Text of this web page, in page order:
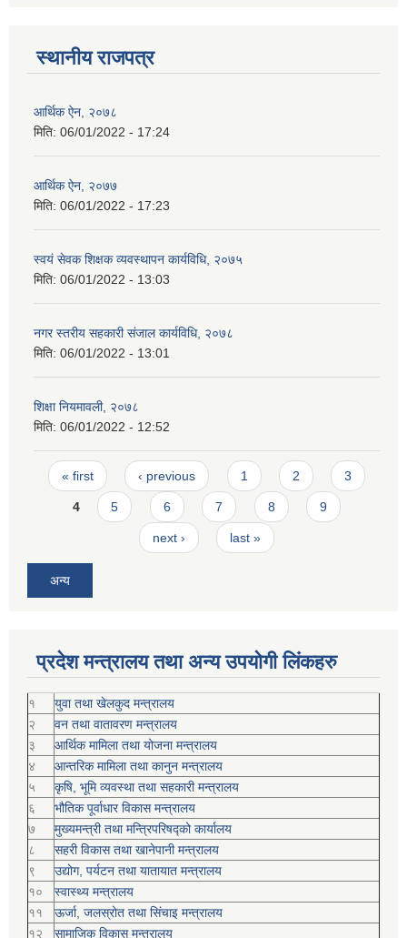
स्थानीय राजपत्र
आर्थिक ऐन, २०७८
मिति: 06/01/2022 - 17:24
आर्थिक ऐन, २०७७
मिति: 06/01/2022 - 17:23
स्वयं सेवक शिक्षक व्यवस्थापन कार्यविधि, २०७५
मिति: 06/01/2022 - 13:03
नगर स्तरीय सहकारी संजाल कार्यविधि, २०७८
मिति: 06/01/2022 - 13:01
शिक्षा नियमावली, २०७८
मिति: 06/01/2022 - 12:52
Pages
« first ‹ previous 1 2 3
4 5 6 7 8 9
next › last »
अन्य
प्रदेश मन्त्रालय तथा अन्य उपयोगी लिंकहरु
१
युवा तथा खेलकुद मन्त्रालय
२
वन तथा वातावरण मन्त्रालय
३
आर्थिक मामिला तथा योजना मन्त्रालय
४
आन्तरिक मामिला तथा कानुन मन्त्रालय
५
कृषि, भूमि व्यवस्था तथा सहकारी मन्त्रालय
६
भौतिक पूर्वाधार विकास मन्त्रालय
७
मुख्यमन्त्री तथा मन्त्रिपरिषद्को कार्यालय
८
सहरी विकास तथा खानेपानी मन्त्रालय
९
उद्योग, पर्यटन तथा यातायात मन्त्रालय
१०
स्वास्थ्य मन्त्रालय
११
ऊर्जा, जलस्रोत तथा सिंचाइ मन्त्रालय
१२
सामाजिक विकास मन्‍‍त्रालय